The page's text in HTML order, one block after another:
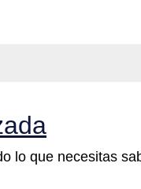
lo que necesitas